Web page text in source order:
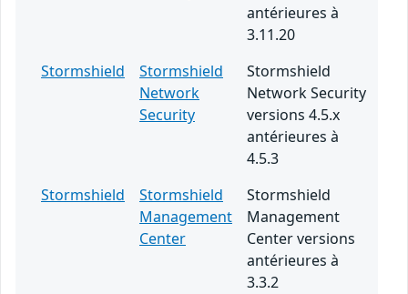
antérieures à
3.11.20
Stormshield
Stormshield
Network
Security
Stormshield
Network Security
versions 4.5.x
antérieures à
4.5.3
Stormshield
Stormshield
Management
Center
Stormshield
Management
Center versions
antérieures à
3.3.2